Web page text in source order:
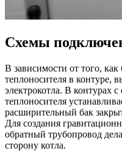
Схемы
В зависимости от того,
теплоносителя в контуре,
электрокотла. В контурах
теплоносителя
расширительный бак
Для создания
обратный трубопровод
сторону котла.